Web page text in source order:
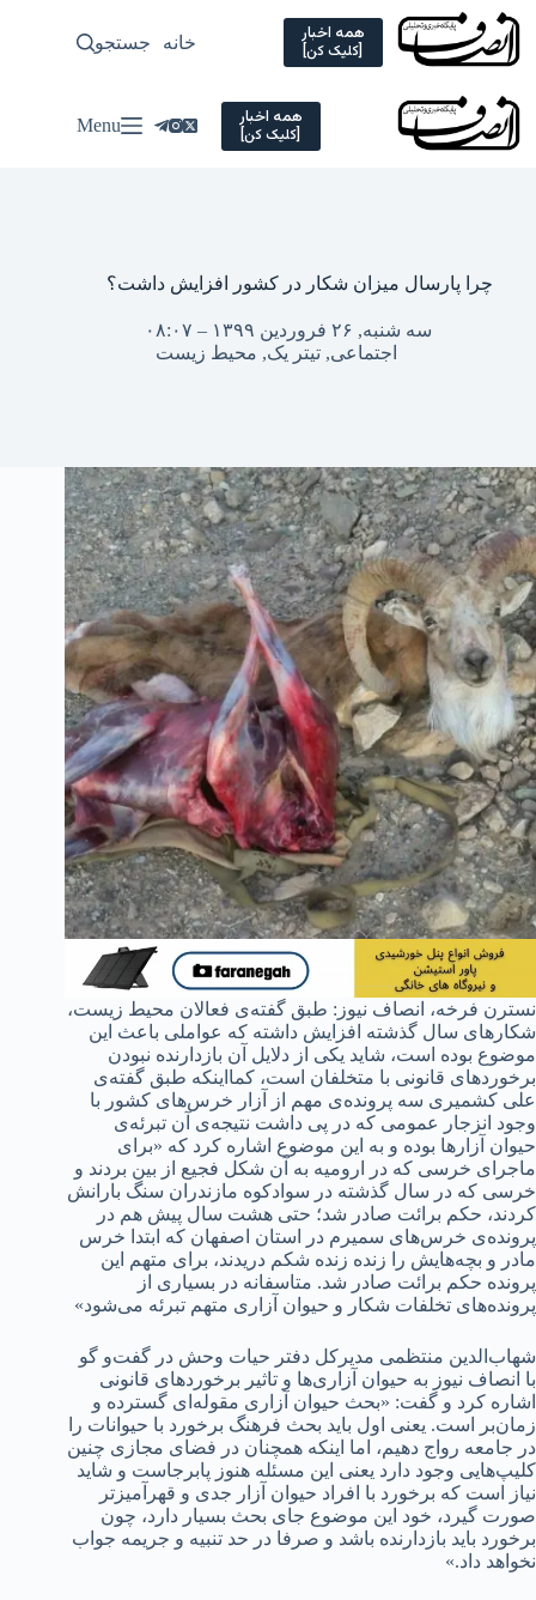
Skip
content
همه اخبار
[کلیک کن] خانه سیاسی
جستجو
همه اخبار
[کلیک کن] Menu
چرا پارسال میزان شکار در کشور افزایش داشت؟
سه شنبه, ۲۶ فروردین ۱۳۹۹ – ۰۸:۰۷
اجتماعی,تیتر یک, محیط زیست
نسترن فرخه، انصاف نیوز: طبق گفته‌ی فعالان محیط زیست،
شکارهای سال گذشته افزایش داشته که عواملی باعث این
موضوع بوده است، شاید یکی از دلایل آن بازدارنده نبودن
برخوردهای قانونی با متخلفان است، کمااینکه طبق گفته‌ی
علی کشمیری سه پرونده‌ی مهم از آزار خرس‌های کشور با
وجود انزجار عمومی که در پی داشت نتیجه‌ی آن تبرئه‌ی
حیوان آزارها بوده و به این موضوع اشاره کرد که «برای
ماجرای خرسی که در ارومیه به آن شکل فجیع از بین بردند و
خرسی که در سال گذشته در سوادکوه مازندران سنگ بارانش
کردند، حکم برائت صادر شد؛ حتی هشت سال پیش هم در
پرونده‌ی خرس‌های سمیرم در استان اصفهان که ابتدا خرس
مادر و بچه‌هایش را زنده زنده شکم دریدند، برای متهم این
پرونده حکم برائت صادر شد. متاسفانه در بسیاری از
پرونده‌های تخلفات شکار و حیوان آزاری متهم تبرئه می‌شود»
شهاب‌الدین منتظمی مدیرکل دفتر حیات وحش در گفت‌و گو
با انصاف نیوز به حیوان آزاری‌ها و تاثیر برخوردهای قانونی
اشاره کرد و گفت: «بحث حیوان آزاری مقوله‌ای گسترده‌ و
زمان‌بر است. یعنی اول باید بحث فرهنگ برخورد با حیوانات را
در جامعه رواج دهیم، اما اینکه همچنان در فضای مجازی چنین
کلیپ‌هایی وجود دارد یعنی این مسئله هنوز پابرجاست و شاید
نیاز است که برخورد با افراد حیوان آزار جدی‌ و قهرآمیزتر
صورت گیرد، خود این موضوع جای بحث بسیار دارد، چون
برخورد باید بازدارنده باشد و صرفا در حد تنبیه و جریمه جواب
نخواهد داد.»